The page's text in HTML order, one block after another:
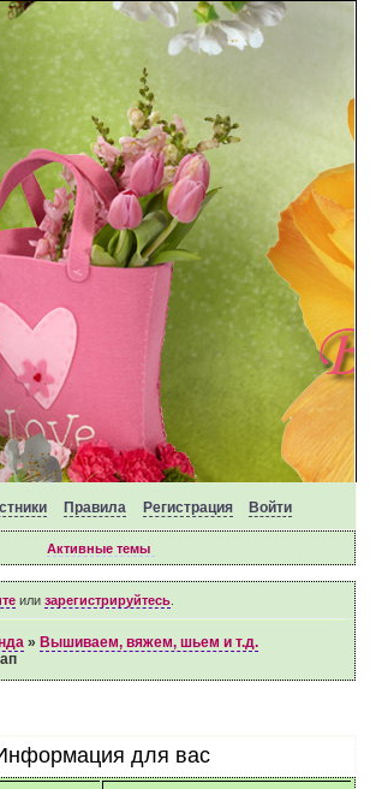
Правила Регистрация Войти
Активные темы
или зарегистрируйтесь.
» Вышиваем, вяжем, шьем и т.д.
для вас